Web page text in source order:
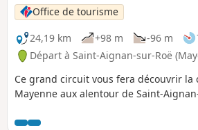
Office de tourisme
24,19 km
+98 m -96 m
Départ à Saint-Aignan-sur-Roë
Ce grand circuit vous fera découvrir la
Mayenne aux alentour de Saint-